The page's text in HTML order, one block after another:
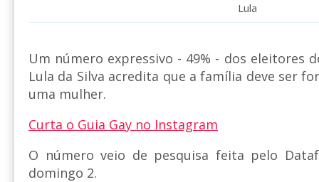
Lula
Um número expressivo - 49% - dos eleitores
Lula da Silva acredita que a família deve ser
uma mulher.
Curta o Guia Gay no Instagram
O número veio de pesquisa feita pelo
domingo 2.